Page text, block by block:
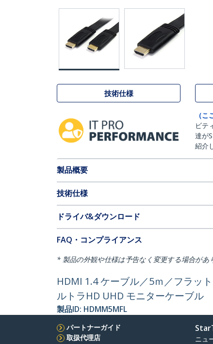
技術仕様
（こ
ビテ
達が
紹介
製品概要
技術仕様
ドライバ&ダウンロード
FAQ・コンプライアンス
* 製品の外観や仕様は予告なく変更する場合があ
HDMI 1.4 ケーブル／5ｍ／フラッ
ルトラHD UHD モニターケーブル
製品ID: HDMM5MFL
パートナーガイド
取扱代理店
ニュ